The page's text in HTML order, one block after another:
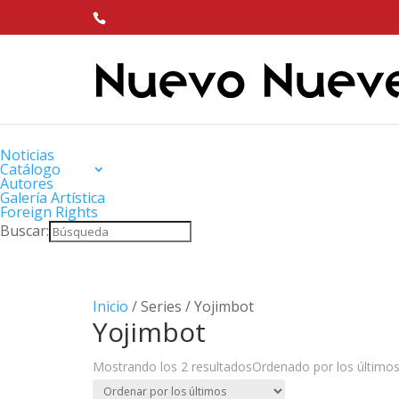
Noticias
Catálogo
Autores
Galería Artística
Foreign Rights
Buscar:
Inicio / Series / Yojimbot
Yojimbot
Mostrando los 2 resultadosOrdenado por los últimos